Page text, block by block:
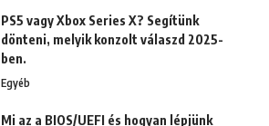
PS5 vagy Xbox Series X? Segítünk
dönteni, melyik konzolt válaszd 2025-
ben.
Egyéb
Mi az a BIOS/UEFI és hogyan lépjünk